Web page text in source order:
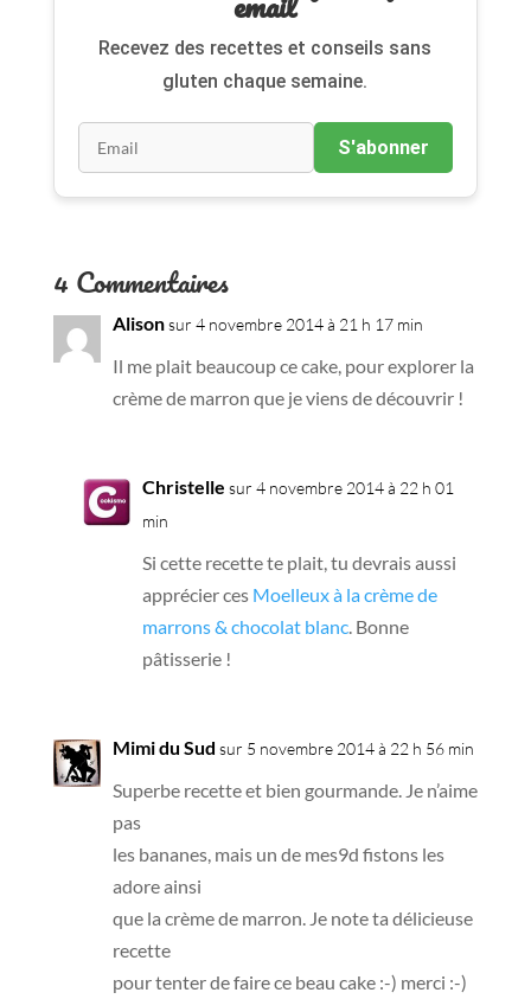
Recevez des recettes et conseils sans
gluten chaque semaine.
S'abonner
4 Commentaires
Alisonsur 4 novembre 2014 à 21 h 17 min
Il me plait beaucoup ce cake, pour explorer la
crème de marron que je viens de découvrir !
Christelle sur 4 novembre 2014 à 22 h 01
min
Si cette recette te plait, tu devrais aussi
apprécier ces Moelleux à la crème de
marrons & chocolat blanc. Bonne
pâtisserie !
Mimi du Sud sur 5 novembre 2014 à 22 h 56 min
Superbe recette et bien gourmande. Je n’aime
pas
les bananes, mais un de mes9d fistons les
adore ainsi
que la crème de marron. Je note ta délicieuse
recette
pour tenter de faire ce beau cake :-) merci :-)